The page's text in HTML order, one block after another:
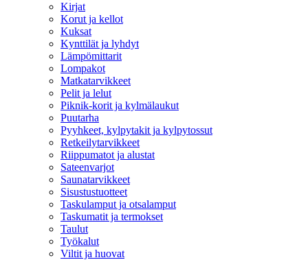
Kirjat
Korut ja kellot
Kuksat
Kynttilät ja lyhdyt
Lämpömittarit
Lompakot
Matkatarvikkeet
Pelit ja lelut
Piknik-korit ja kylmälaukut
Puutarha
Pyyhkeet, kylpytakit ja kylpytossut
Retkeilytarvikkeet
Riippumatot ja alustat
Sateenvarjot
Saunatarvikkeet
Sisustustuotteet
Taskulamput ja otsalamput
Taskumatit ja termokset
Taulut
Työkalut
Viltit ja huovat